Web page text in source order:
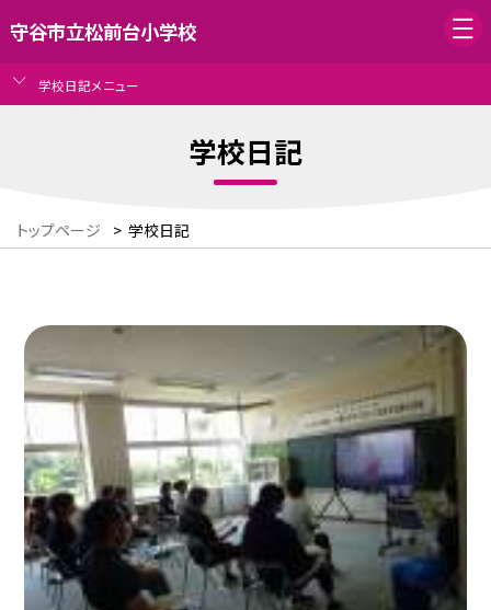
守谷市立松前台小学校
学校日記メニュー
学校日記
トップページ > 学校日記